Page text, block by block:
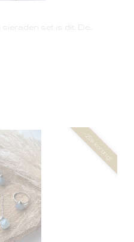
set is dit. De…
-25% korting!